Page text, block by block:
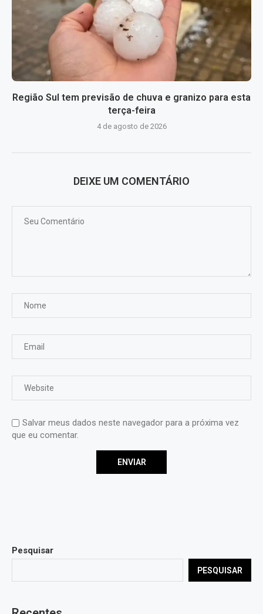
Região Sul tem previsão de chuva e granizo para esta
terça-feira
4 de agosto de 2026
DEIXE UM COMENTÁRIO
Salvar meus dados neste navegador para a próxima vez
que eu comentar.
Pesquisar
PESQUISAR